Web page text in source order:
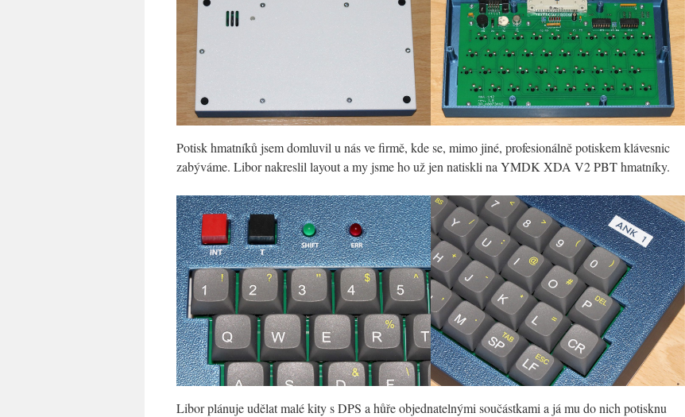
Potisk hmatníků jsem domluvil u nás ve firmě, kde se, mimo jiné, profesionálně potiskem klávesnic
zabýváme. Libor nakreslil layout a my jsme ho už jen natiskli na YMDK XDA V2 PBT hmatníky.
Libor plánuje udělat malé kity s DPS a hůře objednatelnými součástkami a já mu do nich potisknu